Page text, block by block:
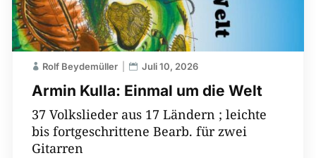
Armin Kulla: Einmal um die Welt
Rolf Beydemüller Juli 10, 2026
37 Volkslieder aus 17 Ländern ; leichte
bis fortgeschrittene Bearb. für zwei
Gitarren